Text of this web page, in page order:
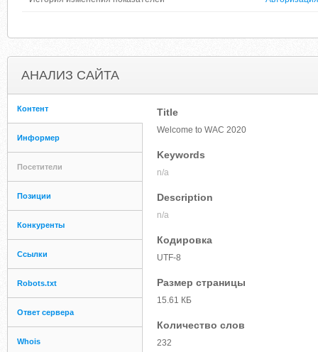
АНАЛИЗ САЙТА
Контент
Информер
Посетители
Позиции
Конкуренты
Ссылки
Robots.txt
Ответ сервера
Whois
Title
Welcome to WAC 2020
Keywords
n/a
Description
n/a
Кодировка
UTF-8
Размер страницы
15.61 КБ
Количество слов
232